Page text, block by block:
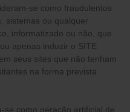
se como fraudulentos
sistemas ou qualquer
informatizado ou não, que
apenas induzir o SITE
seus sites que não tenham
na forma prevista
se como geração artificial de